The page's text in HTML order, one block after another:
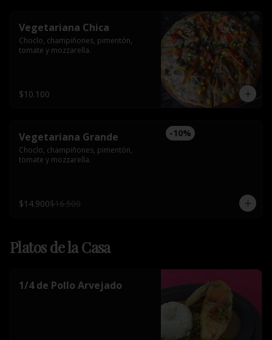
Vegetariana Chica
Choclo, champiñones, pimentón,
tomate y mozzarella.
$10.100
-10%
Vegetariana Grande
Choclo, champiñones, pimentón,
tomate y mozzarella.
$14.900$16.500
Platos de la Casa
1/4 de Pollo Arvejado